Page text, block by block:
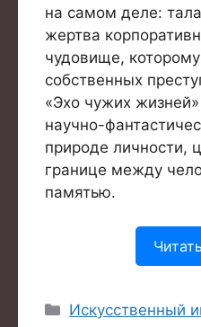
на самом деле:
жертва
чудовище,
собственных
«Эхо чужих
научно-
природе личности,
границе между
памятью.
Рубрики
Искусственный